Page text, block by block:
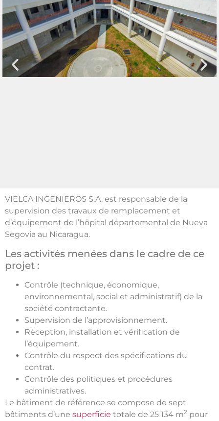
VIELCA INGENIEROS S.A. est responsable de la
supervision des travaux de remplacement et
d’équipement de l’hôpital départemental de Nueva
Segovia au Nicaragua.
Les activités menées dans le cadre de ce
projet :
Contrôle (technique, économique,
environnemental, social et administratif) de la
société contractante.
Supervision de l’approvisionnement.
Réception, installation et vérification de
l’équipement.
Contrôle du respect des spécifications du
contrat.
Contrôle des politiques et procédures
administratives.
Le bâtiment de référence se compose de sept
bâtiments d’une superficie totale de 25 134 m2 pour